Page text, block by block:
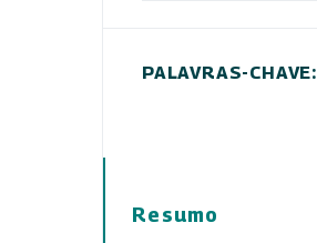
PALAVRAS-CHAVE:
Resumo